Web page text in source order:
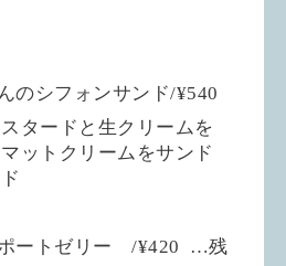
シフォンサンド/¥540
タードと生クリームを
ットクリームをサンド
ートゼリー /¥420 …残